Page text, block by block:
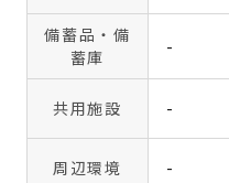
備蓄品・備
蓄庫
-
共用施設 -
周辺環境 -